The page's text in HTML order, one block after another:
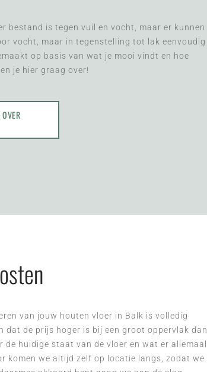
bestand is tegen vuil en vocht, maar er kunnen
vocht, maar in tegenstelling tot lak eenvoudig
op basis van wat je mooi vindt en hoe
je hier graag over!
OVER
van jouw houten vloer in Balk is volledig
de prijs hoger is bij een groot oppervlak dan
huidige staat van de vloer en wat er allemaal
komen we altijd zelf op locatie langs, zodat we